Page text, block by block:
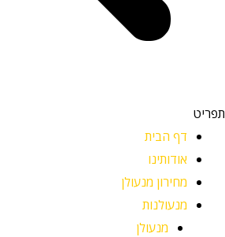
תפריט
דף הבית
אודותינו
מחירון מנעולן
מנעולנות
מנעולן